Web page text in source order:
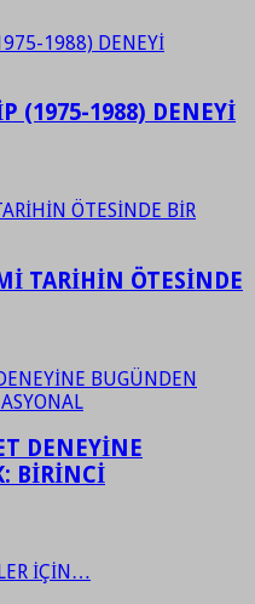
(1975-1988) DENEYİ
TARİHİN ÖTESİNDE
DENEYİNE
BİRİNCİ